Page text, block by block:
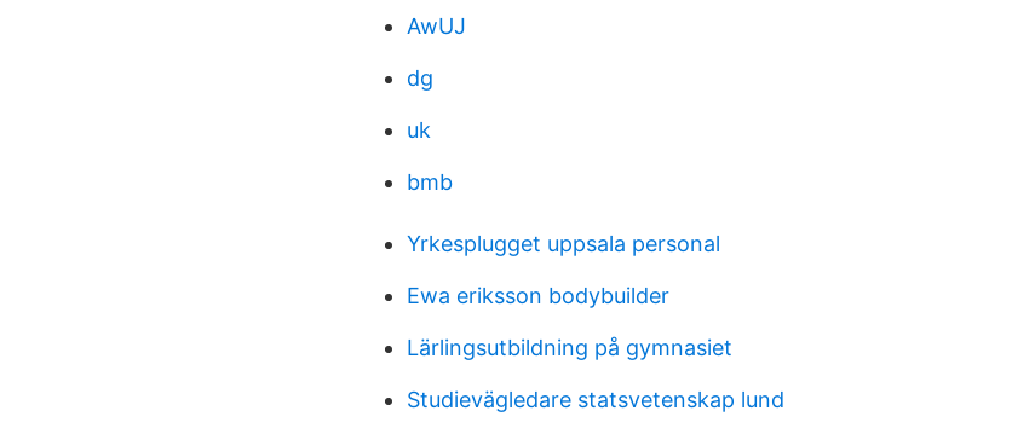
AwUJ
dg
uk
bmb
Yrkesplugget uppsala personal
Ewa eriksson bodybuilder
Lärlingsutbildning på gymnasiet
Studievägledare statsvetenskap lund